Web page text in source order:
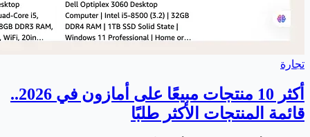
تجارة
أكثر 10 منتجات مبيعًا على أمازون في 2026..
قائمة المنتجات الأكثر طلبًا